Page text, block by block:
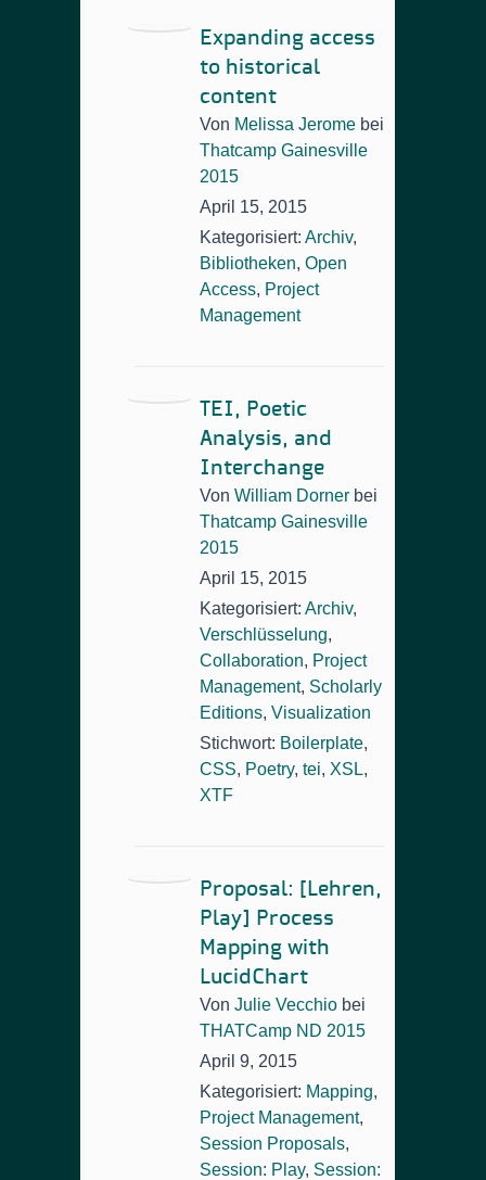
Expanding access
to historical
content
Von Melissa Jerome bei
Thatcamp Gainesville
2015
April 15, 2015
Kategorisiert: Archiv,
Bibliotheken, Open
Access, Project
Management
TEI, Poetic
Analysis, and
Interchange
Von William Dorner bei
Thatcamp Gainesville
2015
April 15, 2015
Kategorisiert: Archiv,
Verschlüsselung,
Collaboration, Project
Management, Scholarly
Editions, Visualization
Stichwort: Boilerplate,
CSS, Poetry, tei, XSL,
XTF
Proposal: [Lehren,
Play] Process
Mapping with
LucidChart
Von Julie Vecchio bei
THATCamp ND 2015
April 9, 2015
Kategorisiert: Mapping,
Project Management,
Session Proposals,
Session: Play, Session: